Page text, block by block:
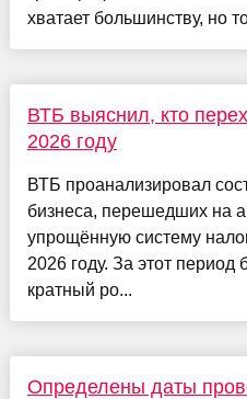
хватает большинству, но
ВТБ выяснил, кто
2026 году
ВТБ проанализировал
бизнеса, перешедших на
упрощённую систему
2026 году. За этот период
кратный ро...
Определены даты